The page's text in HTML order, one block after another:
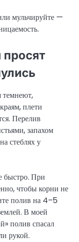
мульчируйте —
просят
темнеют,
плети
Перелив
запахом
стеблях у
быстро. При
чтобы корни не
полив на 4–5
В моей
полив спасал
рукой.